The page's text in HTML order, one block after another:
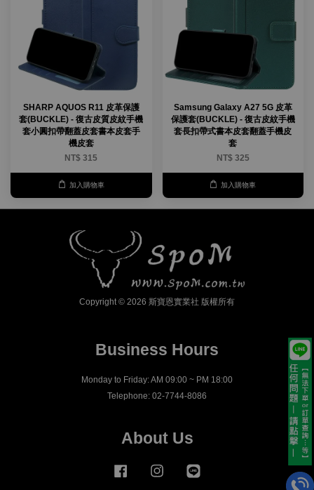
SHARP AQUOS R11 皮革保護
套(BUCKLE) - 復古皮質皮紋手機
套小圓扣帶翻蓋皮套書本皮套手
機皮套
NT$ 315
加入購物車
Samsung Galaxy A27 5G 皮革
保護套(BUCKLE) - 復古皮紋手機
套長扣帶式書本皮套翻蓋手機皮
套
NT$ 325
加入購物車
Copyright © 2026 斯寶恩實業社 版權所有
Business Hours
Monday to Friday: AM 09:00 ~ PM 18:00
Telephone: 02-7744-8086
About Us
Facebook Instagram